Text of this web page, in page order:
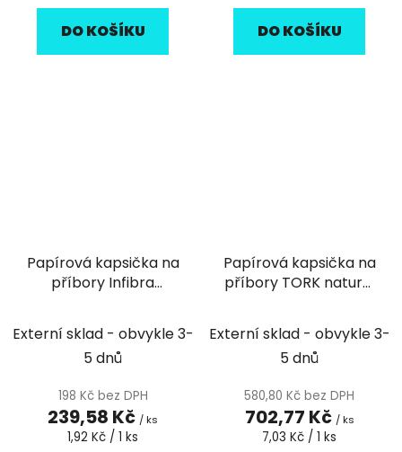
DO KOŠÍKU DO KOŠÍKU
Papírová kapsička na
příbory Infibra
ubrouskem - 125ks
Externí sklad - obvykle 3-
5 dnů
198 Kč bez DPH
239,58 Kč / ks
Měrná
1,92 Kč / 1 ks
Papírová kapsička na
příbory TORK natural
ubrouskem - 100ks
Externí sklad - obvykle 3-
5 dnů
580,80 Kč bez DPH
702,77 Kč / ks
Měrná
7,03 Kč / 1 ks